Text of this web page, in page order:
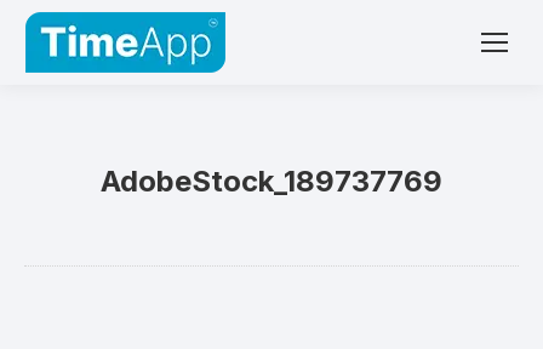
AdobeStock_189737769